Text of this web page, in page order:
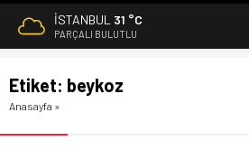
İSTANBUL 31 °C
PARÇALI BULUTLU
Etiket: beykoz
Anasayfa »